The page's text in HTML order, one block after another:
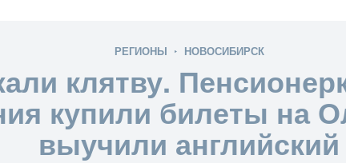
РЕГИОНЫ НОВОСИБИРСК
клятву.
купили билеты на
выучили английский